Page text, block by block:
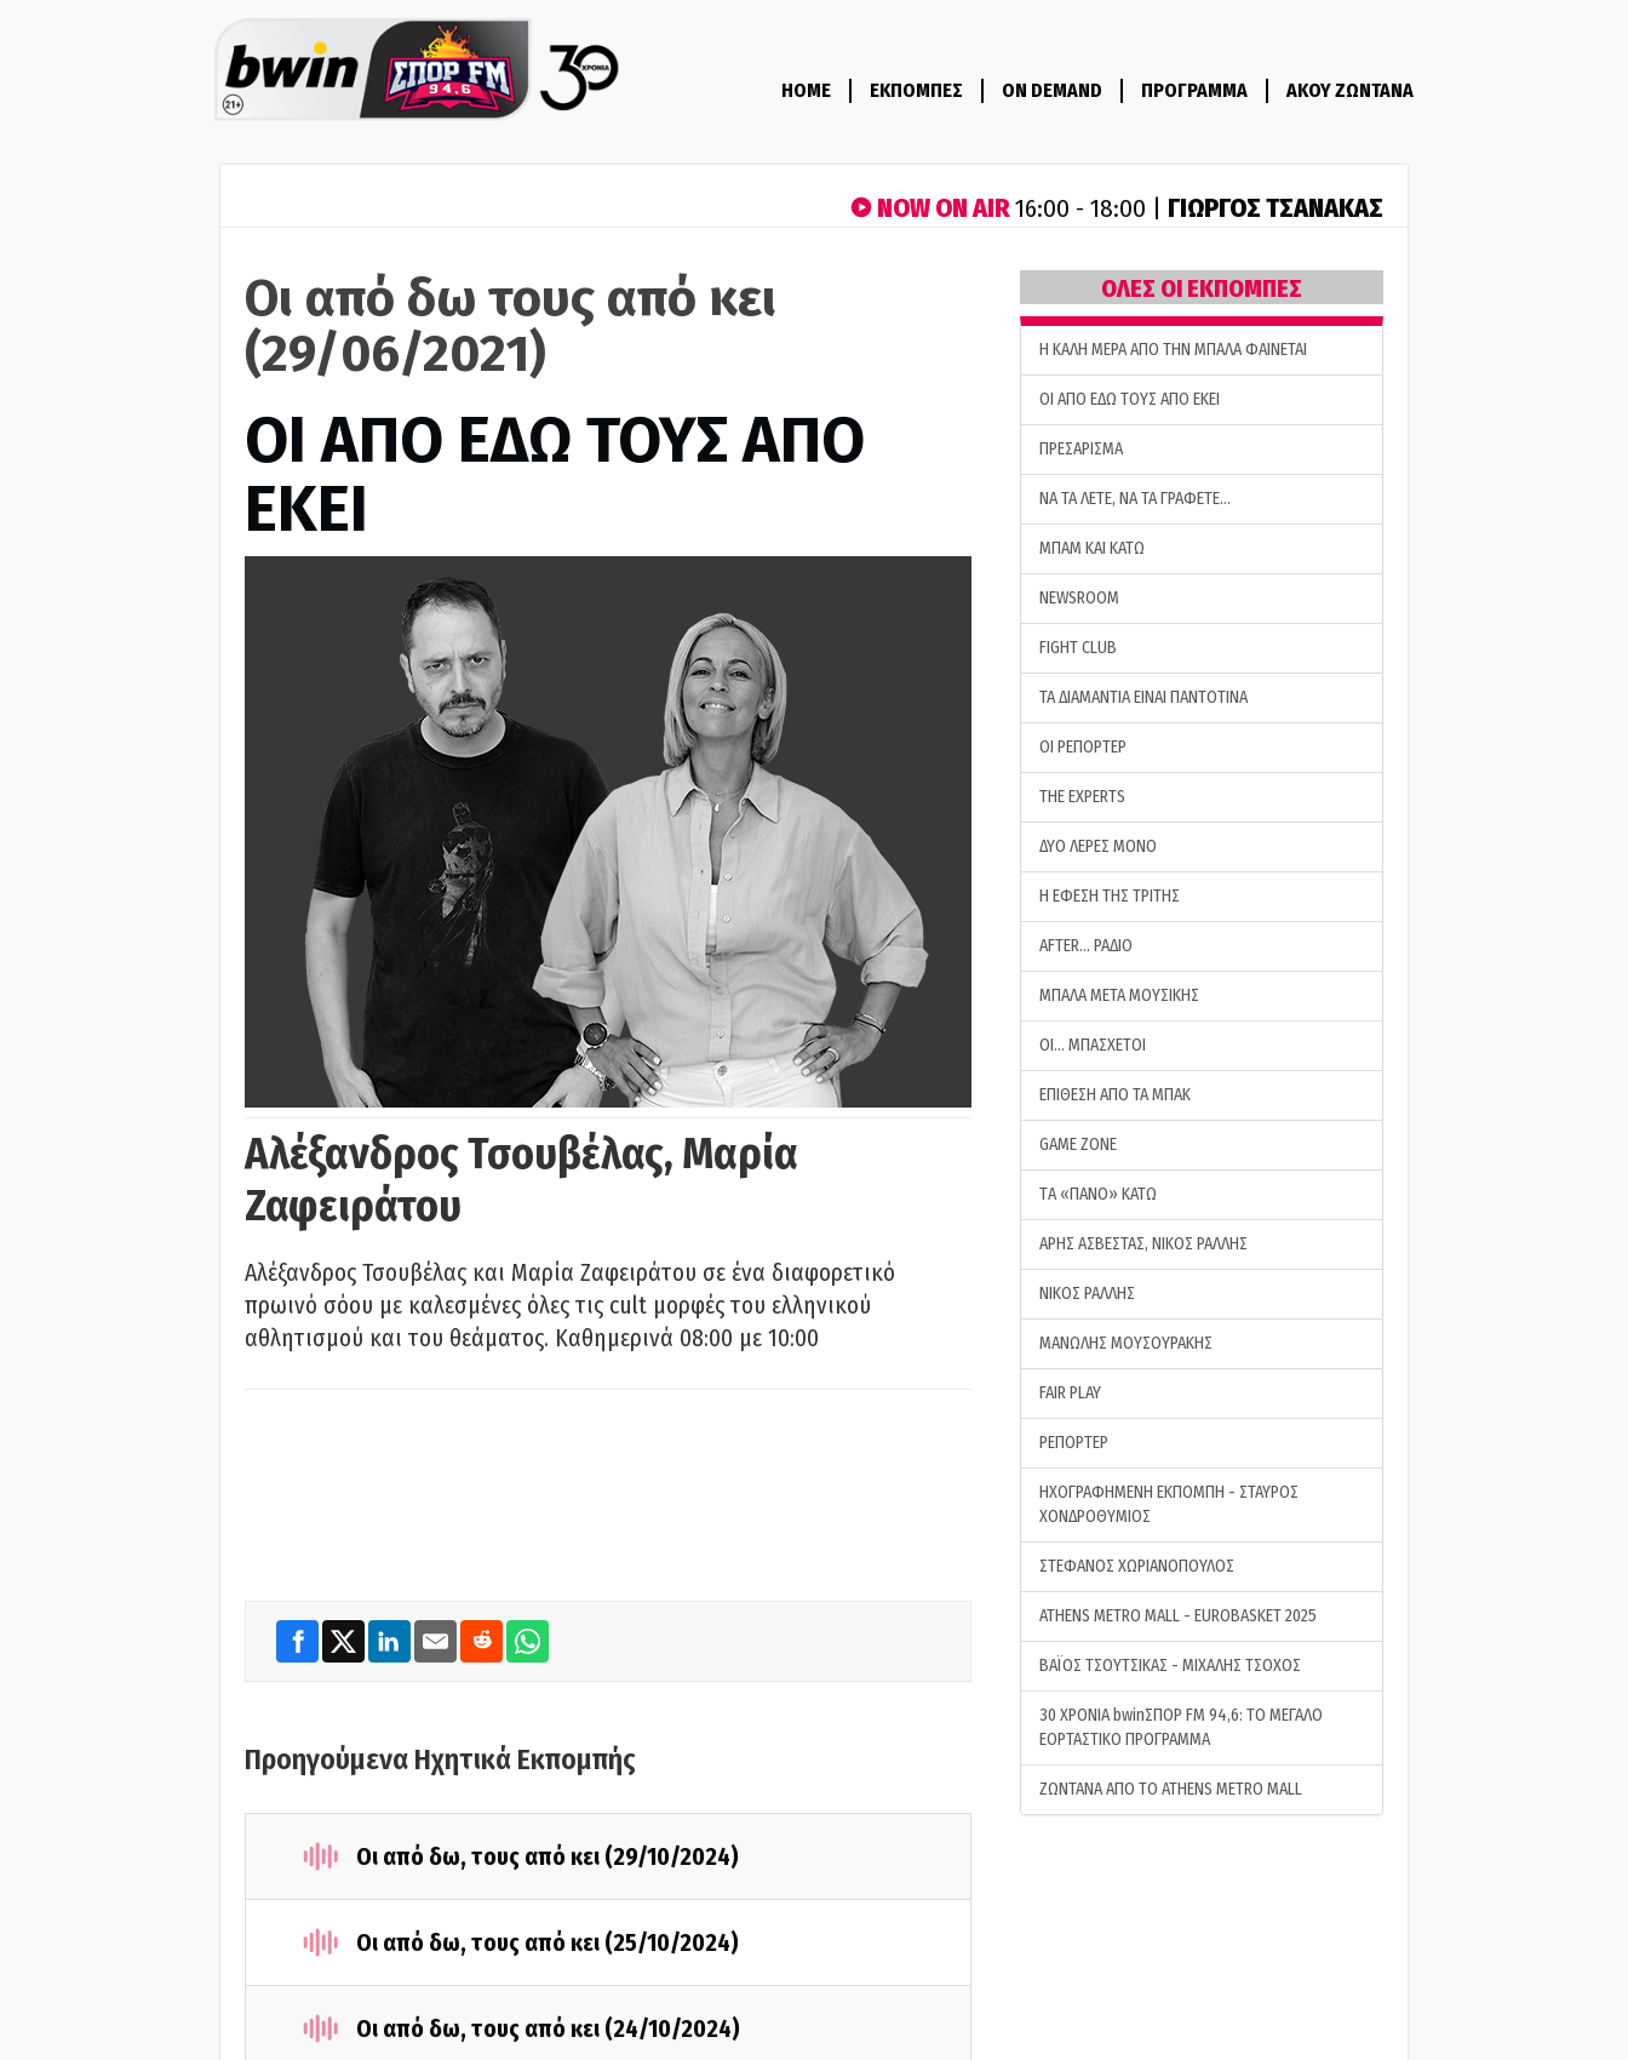
HOME ΕΚΠΟΜΠΕΣ ON DEMAND ΠΡΟΓΡΑΜΜΑ ΑΚΟΥ ΖΩΝΤΑΝΑ
NOW ON AIR16:00 - 18:00 | ΓΙΩΡΓΟΣ ΤΣΑΝΑΚΑΣ
Οι από δω τους από κει
(29/06/2021)
ΟΙ ΑΠΟ ΕΔΩ ΤΟΥΣ ΑΠΟ
ΕΚΕΙ
Αλέξανδρος Τσουβέλας, Μαρία
Ζαφειράτου
Αλέξανδρος Τσουβέλας και Μαρία Ζαφειράτου σε ένα διαφορετικό
πρωινό σόου με καλεσμένες όλες τις cult μορφές του ελληνικού
αθλητισμού και του θεάματος. Καθημερινά 08:00 με 10:00
Προηγούμενα Ηχητικά Εκπομπής
Οι από δω, τους από κει (29/10/2024)
Οι από δω, τους από κει (25/10/2024)
Οι από δω, τους από κει (24/10/2024)
ΟΛΕΣ ΟΙ ΕΚΠΟΜΠΕΣ
H ΚΑΛΗ ΜΕΡΑ ΑΠΟ ΤΗΝ ΜΠΑΛΑ ΦΑΙΝΕΤΑΙ
ΟΙ ΑΠΟ ΕΔΩ ΤΟΥΣ ΑΠΟ ΕΚΕΙ
ΠΡΕΣΑΡΙΣΜΑ
ΝΑ ΤΑ ΛΕΤΕ, ΝΑ ΤΑ ΓΡΑΦΕΤΕ…
ΜΠΑΜ ΚΑΙ ΚΑΤΩ
NEWSROOM
FIGHT CLUB
ΤΑ ΔΙΑΜΑΝΤΙΑ ΕΙΝΑΙ ΠΑΝΤΟΤΙΝΑ
ΟΙ ΡΕΠΟΡΤΕΡ
THE EXPERTS
ΔΥΟ ΛΕΡΕΣ ΜΟΝΟ
Η ΕΦΕΣΗ ΤΗΣ ΤΡΙΤΗΣ
AFTER… ΡΑΔΙΟ
ΜΠΑΛΑ ΜΕΤΑ ΜΟΥΣΙΚΗΣ
ΟΙ… ΜΠΑΣΧΕΤΟΙ
ΕΠΙΘΕΣΗ ΑΠΟ ΤΑ ΜΠΑΚ
GAME ZONE
ΤA «ΠΑΝΟ» ΚΑΤΩ
ΑΡΗΣ ΑΣΒΕΣΤΑΣ, ΝΙΚΟΣ ΡΑΛΛΗΣ
ΝΙΚΟΣ ΡΑΛΛΗΣ
ΜΑΝΩΛΗΣ ΜΟΥΣΟΥΡΑΚΗΣ
FAIR PLAY
ΡΕΠΟΡΤΕΡ
ΗΧΟΓΡΑΦΗΜΕΝΗ ΕΚΠΟΜΠΗ - ΣΤΑΥΡΟΣ
ΧΟΝΔΡΟΘΥΜΙΟΣ
ΣΤΕΦΑΝΟΣ ΧΩΡΙΑΝΟΠΟΥΛΟΣ
ATHENS METRO MALL - EUROBASKET 2025
ΒΑΪΟΣ ΤΣΟΥΤΣΙΚΑΣ - ΜΙΧΑΛΗΣ ΤΣΟΧΟΣ
30 ΧΡΟΝΙΑ bwinΣΠΟΡ FM 94,6: ΤΟ ΜΕΓΑΛΟ
ΕΟΡΤΑΣΤΙΚΟ ΠΡΟΓΡΑΜΜΑ
ΖΩΝΤΑΝΑ ΑΠΟ ΤΟ ATHENS METRO MALL